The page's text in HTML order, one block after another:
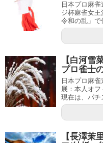
日本プロ麻
ジ杯麻雀女王
令和の乱」
【白河雪
プロ雀士
日本プロ麻
展：本人オ
現在は、パ
【長澤茉